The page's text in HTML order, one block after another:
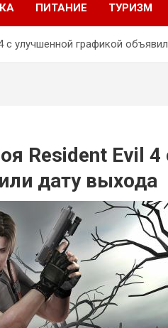
ПИТАНИЕ ТУРИЗМ
с улучшенной графикой
Resident Evil 4
дату выхода